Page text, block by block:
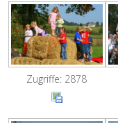
Zugriffe: 2878